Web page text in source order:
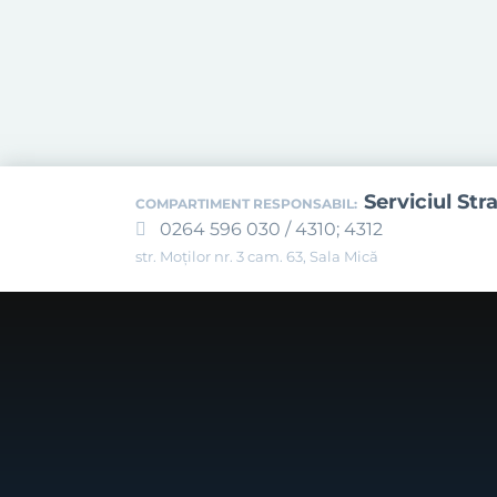
COMPARTIMENT RESPONSABIL: Serviciul
0264 596 030 / 4310; 4312
str. Moților nr. 3 cam. 63, Sala Mică